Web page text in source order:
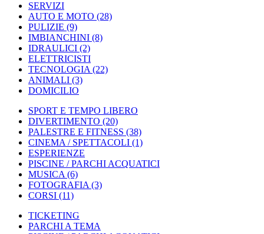
SERVIZI
AUTO E MOTO (28)
PULIZIE (9)
IMBIANCHINI (8)
IDRAULICI (2)
ELETTRICISTI
TECNOLOGIA (22)
ANIMALI (3)
DOMICILIO
SPORT E TEMPO LIBERO
DIVERTIMENTO (20)
PALESTRE E FITNESS (38)
CINEMA / SPETTACOLI (1)
ESPERIENZE
PISCINE / PARCHI ACQUATICI
MUSICA (6)
FOTOGRAFIA (3)
CORSI (11)
TICKETING
PARCHI A TEMA